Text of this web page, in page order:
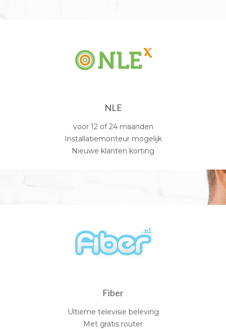
NLE
voor 12 of 24 maanden
Installatiemonteur mogelijk
Nieuwe klanten korting
Fiber
Ultieme televisie beleving
Met gratis router